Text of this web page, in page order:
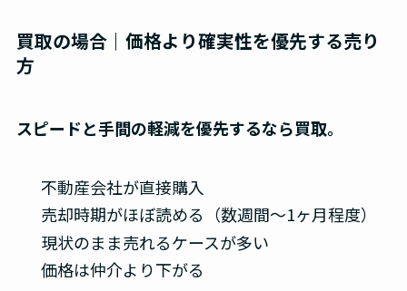
買取の場合｜価格より確実性を優先する売り
方
スピードと手間の軽減を優先するなら買取。
不動産会社が直接購入
売却時期がほぼ読める（数週間〜1ヶ月程度）
現状のまま売れるケースが多い
価格は仲介より下がる